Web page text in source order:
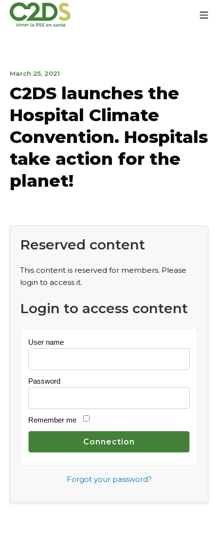
content
March 25, 2021
2025
C2DS launches the
Hospital Climate
Convention. Hospitals
take action for the
planet!
Reserved content
This content is reserved for members. Please
login to access it.
Login to access content
User name
Password
Remember me
Forgot your password?